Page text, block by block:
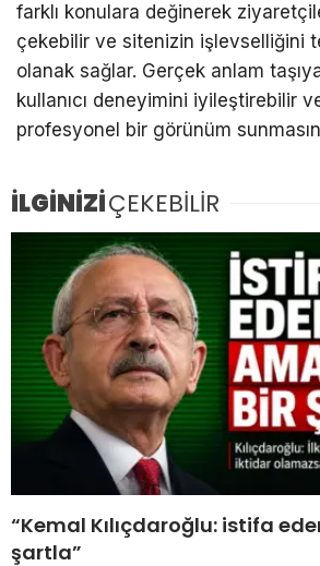
farklı konulara değinerek
çekebilir ve sitenizin işlevselliğini
olanak sağlar. Gerçek anlam
kullanıcı deneyimini iyileştirebilir
profesyonel bir görünüm
İLGİNİZİÇEKEBİLİR
“Kemal Kılıçdaroğlu: istifa
şartla”